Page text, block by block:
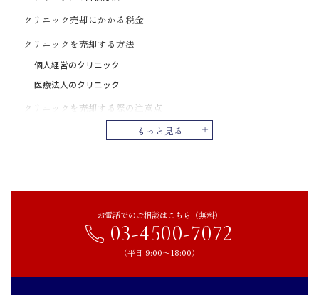
もっと見る
クリニック売却にかかる税金
クリニックを売却する方法
個人経営のクリニック
医療法人のクリニック
クリニックを売却する際の注意点
診療圏調査と市場価値を正確に把握する
まとめ｜クリニック売却のご相談はCINC Capitalへ
お電話でのご相談はこちら（無料）
03-4500-7072
（平日 9:00〜18:00）